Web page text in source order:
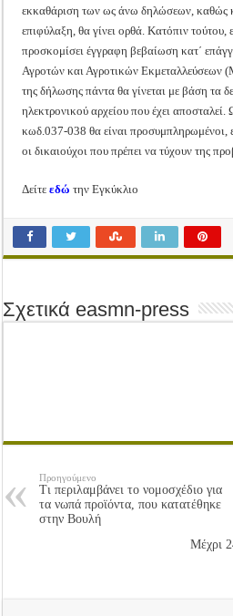
εκκαθάριση των ως άνω δηλώσεων, καθώς
επιφύλαξη, θα γίνει ορθά. Κατόπιν τούτου,
προσκομίσει έγγραφη βεβαίωση κατ΄
Αγροτών και Αγροτικών Εκμεταλλεύσεων
της δήλωσης πάντα θα γίνεται με βάση τα
ηλεκτρονικού αρχείου που έχει
κωδ.037-038 θα είναι προσυμπληρωμένοι,
οι δικαιούχοι που πρέπει να τύχουν της
Δείτεεδώ την Εγκύκλιο
Σχετικά easmn-press
Προηγούμενο
Τι περιλαμβάνει το νομοσχέδιο για
τα νωπά προϊόντα, που κατατέθηκε
στην Βουλή
Μέχρι